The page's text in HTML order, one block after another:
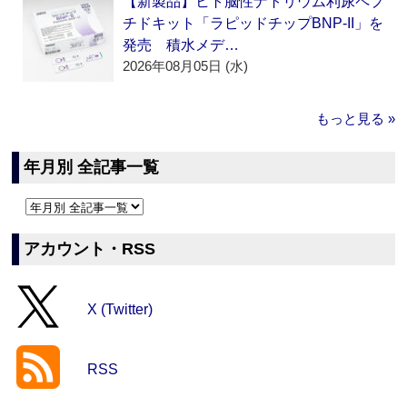
チドキット「ラピッドチップBNP-II」を
発売 積水メデ…
2026年08月05日 (水)
もっと見る »
年月別 全記事一覧
アカウント・RSS
X (Twitter)
RSS